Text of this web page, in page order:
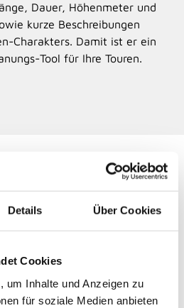
Details Über Cookies
Cookies
um Inhalte und Anzeigen zu
für soziale Medien anbieten
Dauer, Höhenmeter und
kurze Beschreibungen
Charakters. Damit ist er ein
Tool für Ihre Touren.
STEIG
eine gemütliche Einkehr?
Wegesrand oder